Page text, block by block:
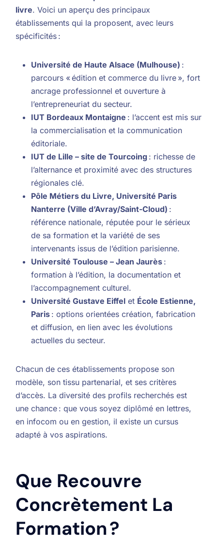
livre. Voici un aperçu des principaux
établissements qui la proposent, avec leurs
spécificités :
Université de Haute Alsace (Mulhouse) :
parcours « édition et commerce du livre », fort
ancrage professionnel et ouverture à
l’entrepreneuriat du secteur.
IUT Bordeaux Montaigne : l’accent est mis sur
la commercialisation et la communication
éditoriale.
IUT de Lille – site de Tourcoing : richesse de
l’alternance et proximité avec des structures
régionales clé.
Pôle Métiers du Livre, Université Paris
Nanterre (Ville d’Avray/Saint-Cloud) :
référence nationale, réputée pour le sérieux
de sa formation et la variété de ses
intervenants issus de l’édition parisienne.
Université Toulouse – Jean Jaurès :
formation à l’édition, la documentation et
l’accompagnement culturel.
Université Gustave Eiffel et École Estienne,
Paris : options orientées création, fabrication
et diffusion, en lien avec les évolutions
actuelles du secteur.
Chacun de ces établissements propose son
modèle, son tissu partenarial, et ses critères
d’accès. La diversité des profils recherchés est
une chance : que vous soyez diplômé en lettres,
en infocom ou en gestion, il existe un cursus
adapté à vos aspirations.
Que Recouvre
Concrètement La
Formation ?